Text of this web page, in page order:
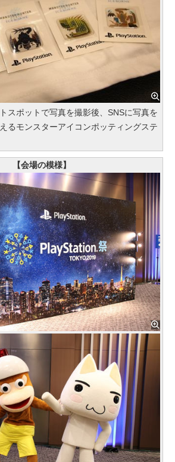
スポットで写真を撮影後、SNSに写真を
るモンスターアイコンポッティングステ
【会場の模様】